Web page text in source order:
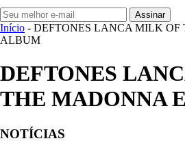
Assinar
Início - DEFTONES LANCA MILK OF
ALBUM
DEFTONES
THE MADONNA
NOTÍCIAS